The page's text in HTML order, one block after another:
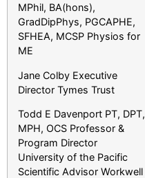
MPhil, BA(hons),
GradDipPhys, PGCAPHE,
SFHEA, MCSP Physios for
ME
Jane Colby Executive
Director Tymes Trust
Todd E Davenport PT, DPT,
MPH, OCS Professor &
Program Director
University of the Pacific
Scientific Advisor Workwell